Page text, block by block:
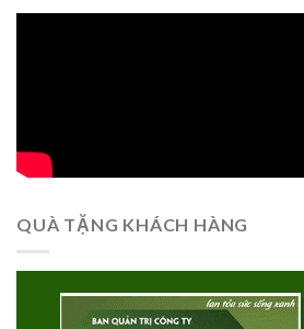
QUÀ TẶNG KHÁCH HÀNG